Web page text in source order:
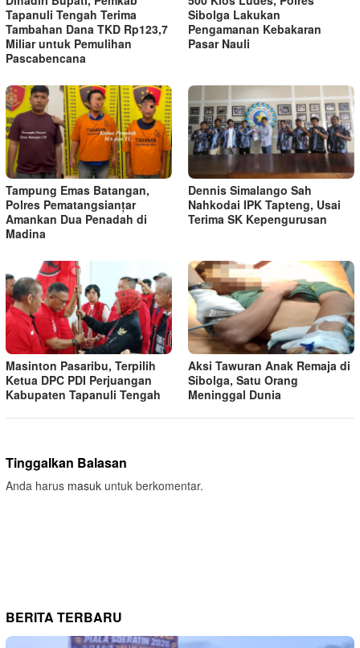
Tapanuli Tengah Terima
Tambahan Dana TKD Rp123,7
Miliar untuk Pemulihan
Pascabencana
Sibolga Lakukan
Pengamanan Kebakaran
Pasar Nauli
Tampung Emas Batangan,
Polres Pematangsianțar
Amankan Dua Penadah di
Madina
Dennis Simalango Sah
Nahkodai IPK Tapteng, Usai
Terima SK Kepengurusan
Masinton Pasaribu, Terpilih
Ketua DPC PDI Perjuangan
Kabupaten Tapanuli Tengah
Aksi Tawuran Anak Remaja di
Sibolga, Satu Orang
Meninggal Dunia
Tinggalkan Balasan
Anda harus masuk untuk berkomentar.
BERITA TERBARU